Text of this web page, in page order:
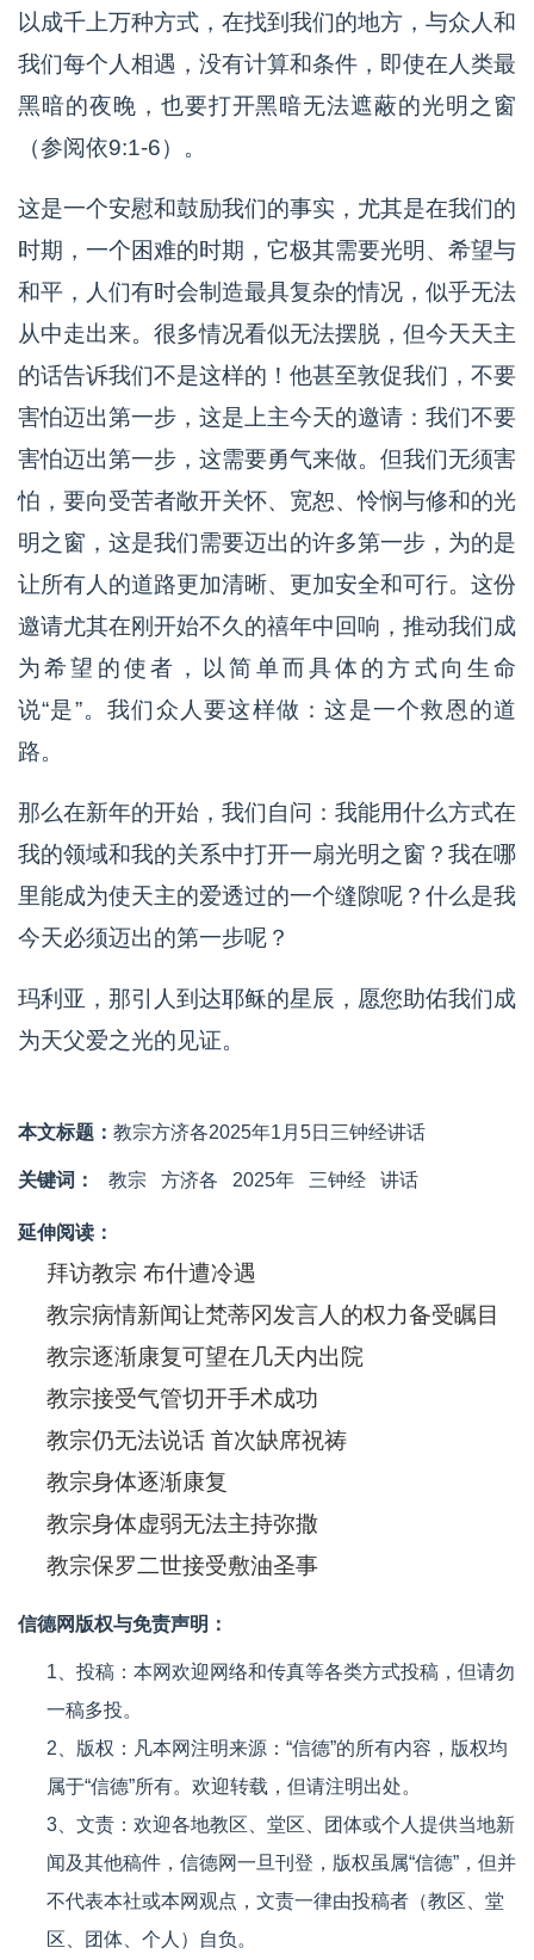
以成千上万种方式，在找到我们的地方，与众人和
我们每个人相遇，没有计算和条件，即使在人类最
黑暗的夜晚，也要打开黑暗无法遮蔽的光明之窗
（参阅依9:1-6）。
这是一个安慰和鼓励我们的事实，尤其是在我们的
时期，一个困难的时期，它极其需要光明、希望与
和平，人们有时会制造最具复杂的情况，似乎无法
从中走出来。很多情况看似无法摆脱，但今天天主
的话告诉我们不是这样的！他甚至敦促我们，不要
害怕迈出第一步，这是上主今天的邀请：我们不要
害怕迈出第一步，这需要勇气来做。但我们无须害
怕，要向受苦者敞开关怀、宽恕、怜悯与修和的光
明之窗，这是我们需要迈出的许多第一步，为的是
让所有人的道路更加清晰、更加安全和可行。这份
邀请尤其在刚开始不久的禧年中回响，推动我们成
为希望的使者，以简单而具体的方式向生命
说“是”。我们众人要这样做：这是一个救恩的道
路。
那么在新年的开始，我们自问：我能用什么方式在
我的领域和我的关系中打开一扇光明之窗？我在哪
里能成为使天主的爱透过的一个缝隙呢？什么是我
今天必须迈出的第一步呢？
玛利亚，那引人到达耶稣的星辰，愿您助佑我们成
为天父爱之光的见证。
本文标题： 教宗方济各2025年1月5日三钟经讲话
关键词： 教宗 方济各 2025年 三钟经 讲话
延伸阅读：
拜访教宗 布什遭冷遇
教宗病情新闻让梵蒂冈发言人的权力备受瞩目
教宗逐渐康复可望在几天内出院
教宗接受气管切开手术成功
教宗仍无法说话 首次缺席祝祷
教宗身体逐渐康复
教宗身体虚弱无法主持弥撒
教宗保罗二世接受敷油圣事
信德网版权与免责声明：
1、投稿：本网欢迎网络和传真等各类方式投稿，但请勿
一稿多投。
2、版权：凡本网注明来源：“信德”的所有内容，版权均
属于“信德”所有。欢迎转载，但请注明出处。
3、文责：欢迎各地教区、堂区、团体或个人提供当地新
闻及其他稿件，信德网一旦刊登，版权虽属“信德”，但并
不代表本社或本网观点，文责一律由投稿者（教区、堂
区、团体、个人）自负。